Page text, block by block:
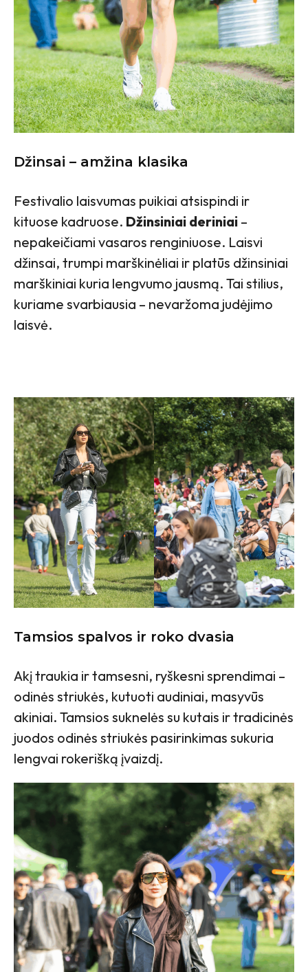
Džinsai – amžina klasika
Festivalio laisvumas puikiai atsispindi ir
kituose kadruose. Džinsiniai deriniai –
nepakeičiami vasaros renginiuose. Laisvi
džinsai, trumpi marškinėliai ir platūs džinsiniai
marškiniai kuria lengvumo jausmą. Tai stilius,
kuriame svarbiausia – nevaržoma judėjimo
laisvė.
Tamsios spalvos ir roko dvasia
Akį traukia ir tamsesni, ryškesni sprendimai –
odinės striukės, kutuoti audiniai, masyvūs
akiniai. Tamsios suknelės su kutais ir tradicinės
juodos odinės striukės pasirinkimas sukuria
lengvai rokerišką įvaizdį.